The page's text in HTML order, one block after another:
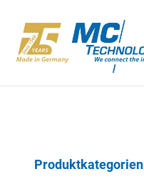
Inhalt
springen
Produktkategorien